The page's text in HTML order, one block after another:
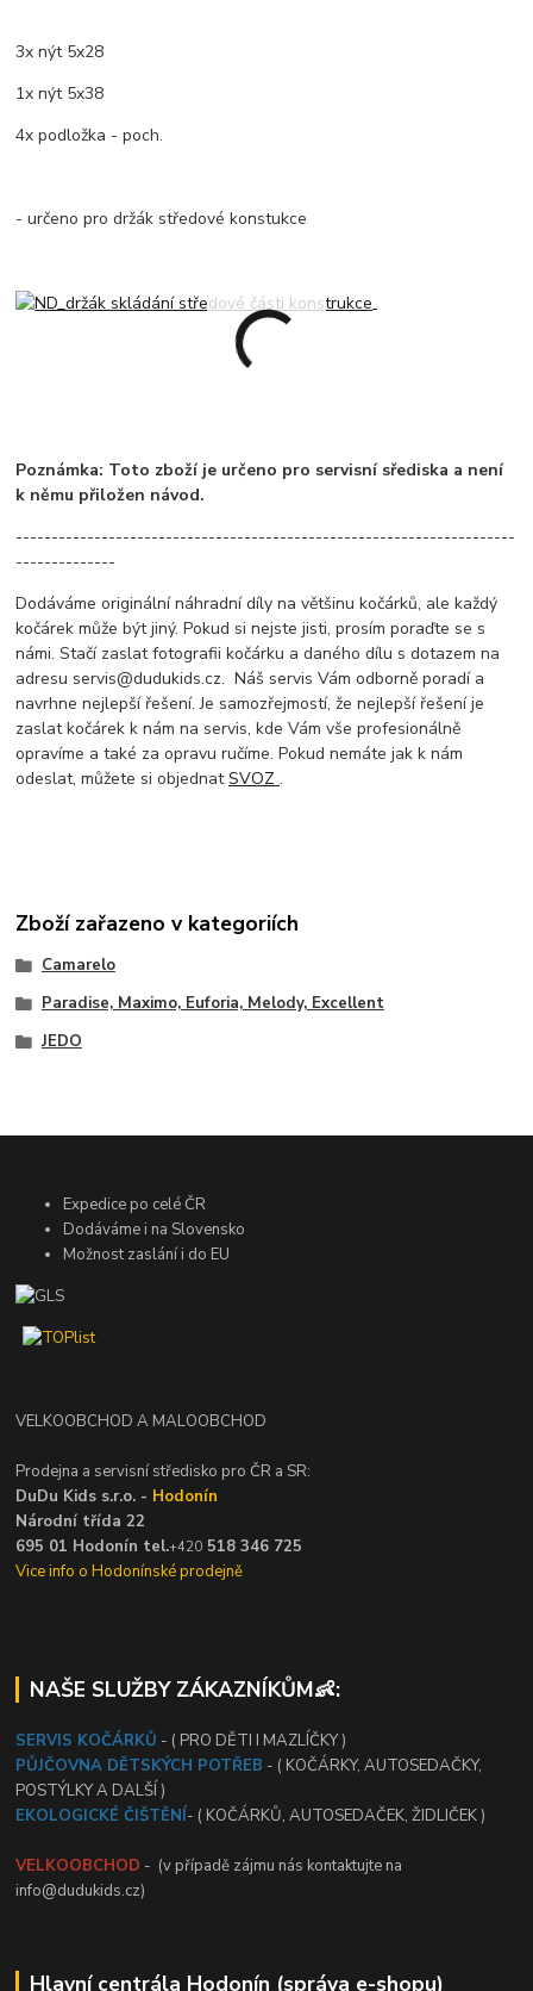
3x nýt 5x28
1x nýt 5x38
4x podložka - poch.
- určeno pro držák středové konstukce
Poznámka: Toto zboží je určeno pro servisní sřediska a není
k němu přiložen návod.
----------------------------------------------------------------------
--------------
Dodáváme originální náhradní díly na většinu kočárků, ale každý
kočárek může být jiný. Pokud si nejste jisti, prosím poraďte se s
námi. Stačí zaslat fotografii kočárku a daného dílu s dotazem na
adresu servis@dudukids.cz. Náš servis Vám odborně poradí a
navrhne nejlepší řešení. Je samozřejmostí, že nejlepší řešení je
zaslat kočárek k nám na servis, kde Vám vše profesionálně
opravíme a také za opravu ručíme. Pokud nemáte jak k nám
odeslat, můžete si objednatSVOZ.
Zboží zařazeno v kategoriích
Camarelo
Paradise, Maximo, Euforia, Melody, Excellent
JEDO
Expedice po celé ČR
Dodáváme i na Slovensko
Možnost zaslání i do EU
VELKOOBCHOD A MALOOBCHOD
Prodejna a servisní středisko pro ČR a SR:
DuDu Kids s.r.o. - Hodonín
Národní třída 22
695 01 Hodonín tel.+420 518 346 725
Vice info o Hodonínské prodejně
NAŠE SLUŽBY ZÁKAZNÍKŮM👶:
SERVIS KOČÁRKŮ - ( PRO DĚTI I MAZLÍČKY )
PŮJČOVNA DĚTSKÝCH POTŘEB - ( KOČÁRKY, AUTOSEDAČKY,
POSTÝLKY A DALŠÍ )
EKOLOGICKÉ ČIŠTĚNÍ- ( KOČÁRKŮ, AUTOSEDAČEK, ŽIDLIČEK )
VELKOOBCHOD - (v případě zájmu nás kontaktujte na
info@dudukids.cz)
Hlavní centrála Hodonín (správa e-shopu)